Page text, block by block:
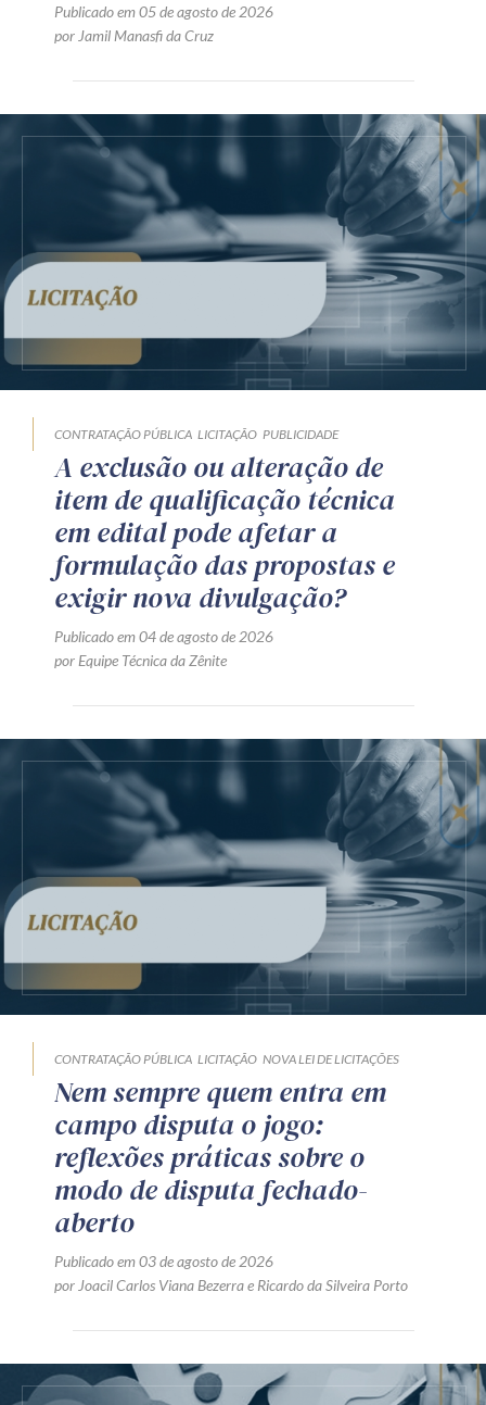
Publicado em 05 de agosto de 2026
por Jamil Manasfi da Cruz
CONTRATAÇÃO PÚBLICA LICITAÇÃO PUBLICIDADE
A exclusão ou alteração de
item de qualificação técnica
em edital pode afetar a
formulação das propostas e
exigir nova divulgação?
Publicado em 04 de agosto de 2026
por Equipe Técnica da Zênite
CONTRATAÇÃO PÚBLICA LICITAÇÃO NOVA LEI DE LICITAÇÕES
Nem sempre quem entra em
campo disputa o jogo:
reflexões práticas sobre o
modo de disputa fechado-
aberto
Publicado em 03 de agosto de 2026
por Joacil Carlos Viana Bezerrae Ricardo da Silveira Porto